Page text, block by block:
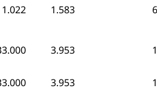
1.583
3.953
3.953